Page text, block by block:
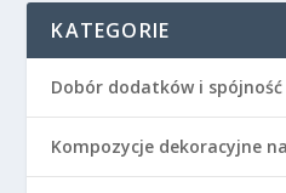
KATEGORIE
Dobór dodatków i
Kompozycje dekoracyjne